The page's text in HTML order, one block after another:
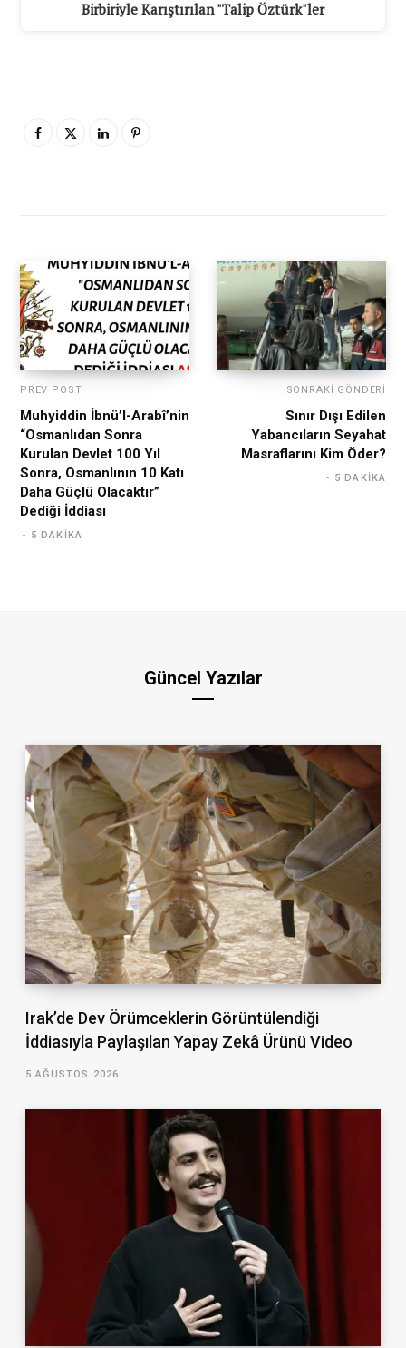
Birbiriyle Karıştırılan "Talip Öztürk"ler
PREV POST
Muhyiddin İbnü’l-Arabî’nin
“Osmanlıdan Sonra
Kurulan Devlet 100 Yıl
Sonra, Osmanlının 10 Katı
Daha Güçlü Olacaktır”
Dediği İddiası
5 DAKIKA
SONRAKI GÖNDERI
Sınır Dışı Edilen
Yabancıların Seyahat
Masraflarını Kim Öder?
5 DAKIKA
Güncel Yazılar
Irak’de Dev Örümceklerin Görüntülendiği
İddiasıyla Paylaşılan Yapay Zekâ Ürünü Video
5 AĞUSTOS 2026